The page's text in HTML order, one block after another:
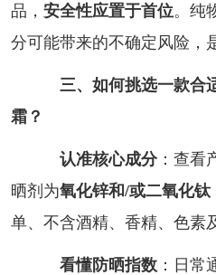
品， 安全性应置于首位。纯
分可能带来的不确定风险，
三、如何挑选一款合
霜？
认准核心成分：查看
晒剂为氧化锌和/或二氧化钛
单、不含酒精、香精、色素
看懂防晒指数：日常